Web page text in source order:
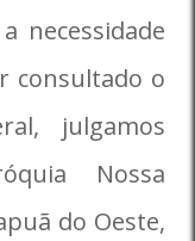
necessidade
consultado o
julgamos
Nossa
do Oeste,